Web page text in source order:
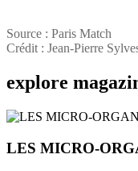
Source : Paris Match
Crédit : Jean-Pierre
explore
LES MICRO-